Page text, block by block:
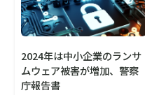
2024年は中小企業のランサ
ムウェア被害が増加、警察
庁報告書